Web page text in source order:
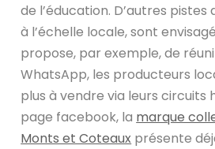
de l’éducation. D’autres pistes
à l’échelle locale, sont
propose, par exemple, de
WhatsApp, les producteurs
plus à vendre via leurs circuits
page facebook, la marque
Monts et Coteaux présente